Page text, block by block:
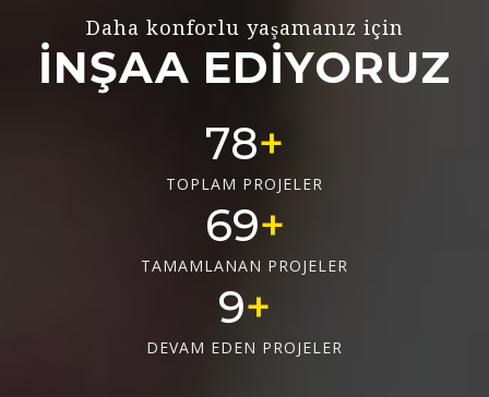
Daha konforlu yaşamanız için
İNŞAA EDİYORUZ
78
TOPLAM PROJELER
69
TAMAMLANAN PROJELER
9
DEVAM EDEN PROJELER